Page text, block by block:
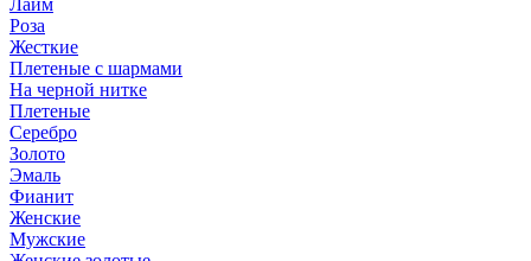
Лайм
Роза
Жесткие
Плетеные с шармами
На черной нитке
Плетеные
Серебро
Золото
Эмаль
Фианит
Женские
Мужские